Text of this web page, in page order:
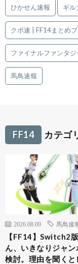
ひかせん速報 ギル
クポ速 | FF14まとめ
ファイナルファンタ
馬鳥速報
FF14 カテゴ
2026.08.09 馬鳥速
【FF14】Switch2
ん、いきなりジャン
検討。理由を聞くと